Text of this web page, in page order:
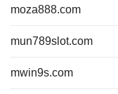
moza888.com
mun789slot.com
mwin9s.com